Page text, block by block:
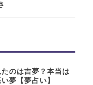
のは吉夢？本当は
夢【夢占い】